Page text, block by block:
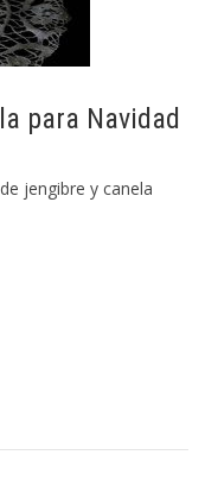
para Navidad
jengibre y canela